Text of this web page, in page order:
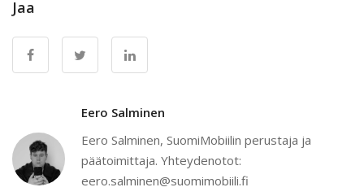
Jaa
Eero Salminen
Eero Salminen, SuomiMobiilin perustaja ja
päätoimittaja. Yhteydenotot:
eero.salminen@suomimobiili.fi